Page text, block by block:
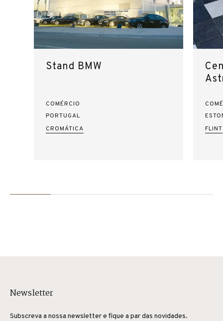
Stand BMW
COMÉRCIO
PORTUGAL
CROMÁTICA
FLINT
Newsletter
Subscreva a nossa newsletter e fique a par das novidades.